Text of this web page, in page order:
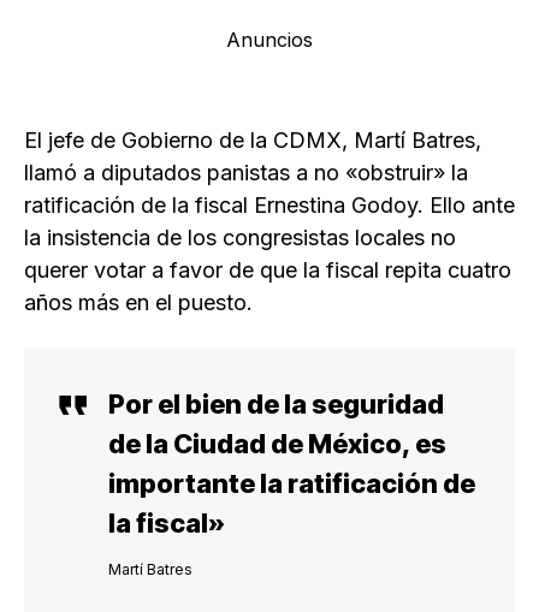
Anuncios
El jefe de Gobierno de la CDMX, Martí Batres,
llamó a diputados panistas a no «obstruir» la
ratificación de la fiscal Ernestina Godoy. Ello ante
la insistencia de los congresistas locales no
querer votar a favor de que la fiscal repita cuatro
años más en el puesto.
Por el bien de la seguridad
de la Ciudad de México, es
importante la ratificación de
la fiscal»
Martí Batres